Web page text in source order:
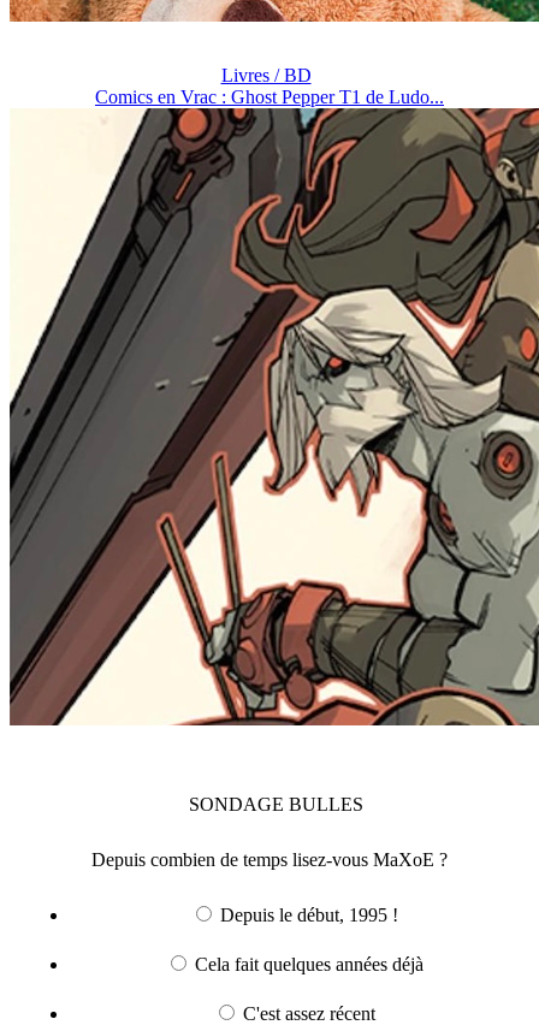
Livres / BD
Comics en Vrac : Ghost Pepper T1 de Ludo...
SONDAGE BULLES
Depuis combien de temps lisez-vous MaXoE ?
Depuis le début, 1995 !
Cela fait quelques années déjà
C'est assez récent